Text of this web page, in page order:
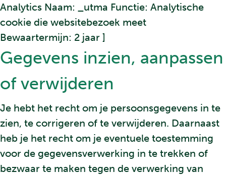
Analytics Naam: _utma Functie: Analytische
cookie die websitebezoek meet
Bewaartermijn: 2 jaar ]
Gegevens inzien, aanpassen
of verwijderen
Je hebt het recht om je persoonsgegevens in te
zien, te corrigeren of te verwijderen. Daarnaast
heb je het recht om je eventuele toestemming
voor de gegevensverwerking in te trekken of
bezwaar te maken tegen de verwerking van